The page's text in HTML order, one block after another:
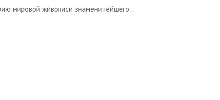
мировой живописи знаменитейшего...